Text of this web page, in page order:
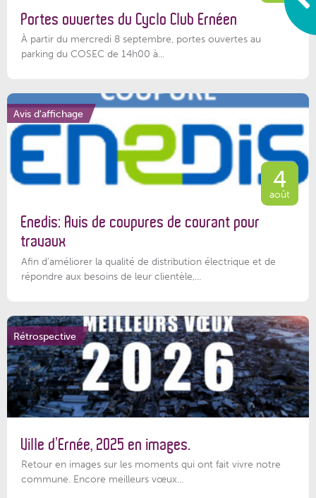
Portes ouvertes du Cyclo Club Ernéen
À partir du mercredi 8 septembre, portes ouvertes au
parking du COSEC de 14h00 à...
Avis d'affichage
4
août
Enedis: Avis de coupures de courant pour
travaux
Afin d’améliorer la qualité de distribution électrique et de
répondre aux besoins de leur clientèle,...
Rétrospective
Ville d’Ernée, 2025 en images.
Retour en images sur les moments qui ont fait vivre notre
commune. Encore meilleurs vœux...